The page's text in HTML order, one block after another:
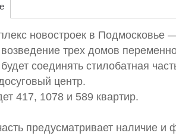
новостроек в Подмосковье
трех домов
соединять стилобатная
центр.
417, 1078 и 589 квартир.
предусматривает наличие и